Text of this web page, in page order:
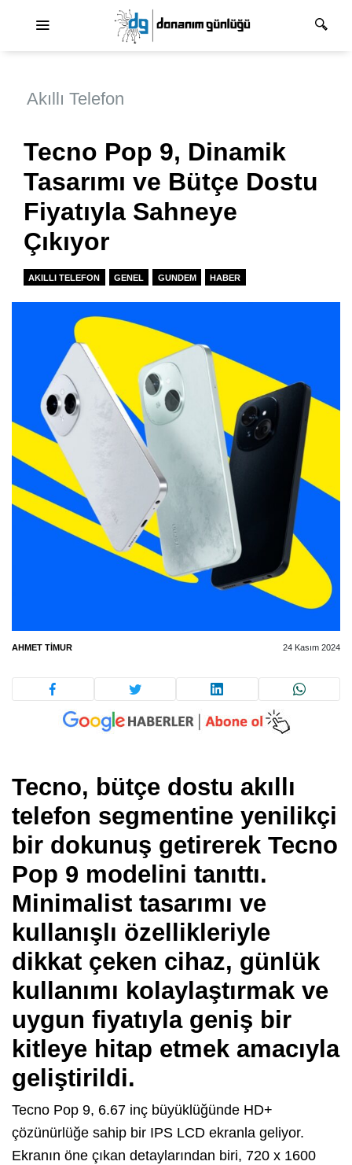
Akıllı Telefon
Tecno Pop 9, Dinamik
Tasarımı ve Bütçe Dostu
Fiyatıyla Sahneye
Çıkıyor
AKILLI TELEFON GENEL GUNDEM HABER
AHMET TIMUR 24 Kasım 2024
Tecno, bütçe dostu akıllı
telefon segmentine yenilikçi
bir dokunuş getirerek Tecno
Pop 9 modelini tanıttı.
Minimalist tasarımı ve
kullanışlı özellikleriyle
dikkat çeken cihaz, günlük
kullanımı kolaylaştırmak ve
uygun fiyatıyla geniş bir
kitleye hitap etmek amacıyla
geliştirildi.
Tecno Pop 9, 6.67 inç büyüklüğünde HD+
çözünürlüğe sahip bir IPS LCD ekranla geliyor.
Ekranın öne çıkan detaylarından biri, 720 x 1600